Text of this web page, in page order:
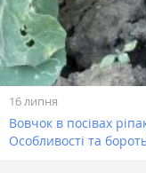
16 липня
Вовчок в посівах
Особливості та